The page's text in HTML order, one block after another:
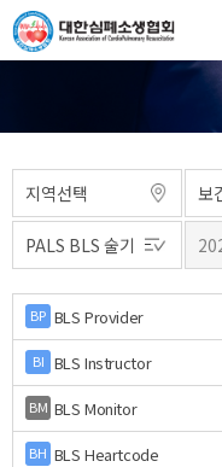
BP BLS Provider
BI BLS Instructor
BM BLS Monitor
BH BLS Heartcode